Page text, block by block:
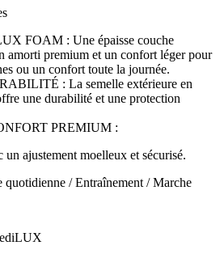
FOAM : Une épaisse couche
premium et un confort léger pour
ou un confort toute la journée.
: La semelle extérieure en
une durabilité et une protection
PREMIUM :
un ajustement moelleux et sécurisé.
/ Entraînement / Marche